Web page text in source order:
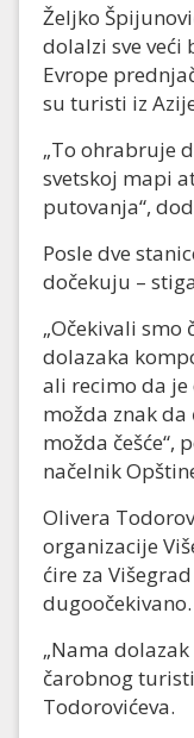
Željko
dolalzi sve veći
Evrope
su turisti iz
„To ohrabruje
svetskoj mapi
putovanja“,
Posle dve
dočekuju –
„Očekivali smo
dolazaka
ali recimo da
možda znak
možda češće“,
načelnik
Olivera
organizacije
ćire za
dugoočekivano.
„Nama
čarobnog
Todorovićeva.